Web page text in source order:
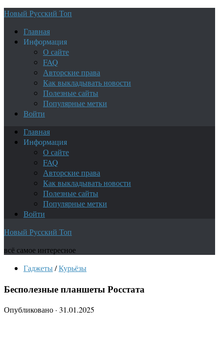
Новый Русский Топ
Главная
Информация
О сайте
FAQ
Авторские права
Как выкладывать новости
Полезные сайты
Популярные метки
Войти
Главная
Информация
О сайте
FAQ
Авторские права
Как выкладывать новости
Полезные сайты
Популярные метки
Войти
Новый Русский Топ
всё самое интересное
Гаджеты/Курьёзы
Бесполезные планшеты Росстата
Опубликовано · 31.01.2025